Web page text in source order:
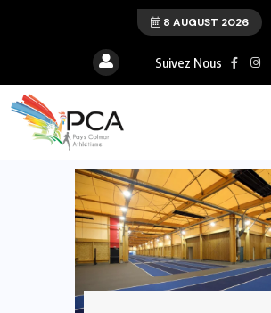
8 AUGUST 2026
Suivez Nous